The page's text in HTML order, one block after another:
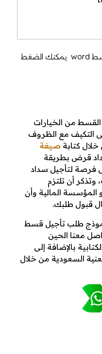
ولتحميل نموذج طلب تأجيل قسط word يمكنك الضغط
من الخيارات
التكيف مع الظروف
خلال كتابة صيغة
قرض بطريقة
لتأجيل سداد
أن تلتزم
المؤسسة المالية وأن
قبول طلبك.
طلب تأجيل قسط
معنا الحين
بالإضافة إلى
السعودية من خلال